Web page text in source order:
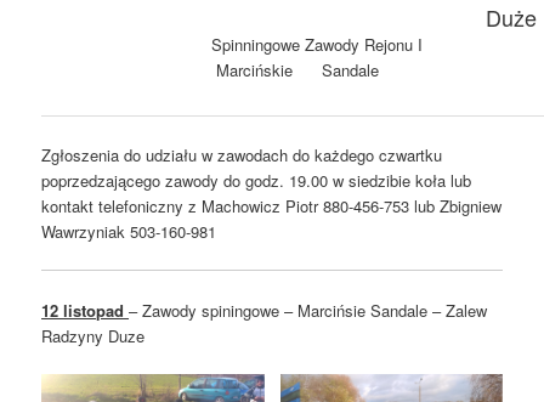
Spinningowe Zawody Rejonu I
Marcińskie Sandale
Duże
Zgłoszenia do udziału w zawodach do każdego czwartku
poprzedzającego zawody do godz. 19.00 w siedzibie koła lub
kontakt telefoniczny z Machowicz Piotr 880-456-753 lub Zbigniew
Wawrzyniak 503-160-981
12 listopad– Zawody spiningowe – Marcińsie Sandale – Zalew
Radzyny Duze